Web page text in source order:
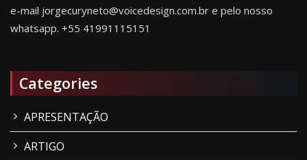
e-mail jorgecuryneto@voicedesign.com.br e pelo nosso
whatsapp. +55 41991115151
Categories
APRESENTAÇÃO
ARTIGO